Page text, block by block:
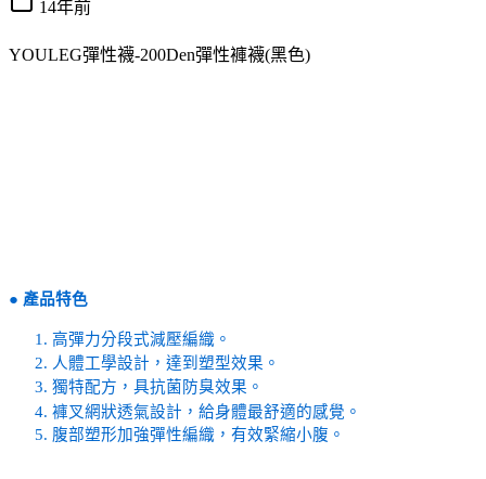
14年前
YOULEG彈性襪-200Den彈性褲襪(黑色)
● 產品特色
高彈力分段式減壓編織。
人體工學設計，達到塑型效果。
獨特配方，具抗菌防臭效果。
褲叉網狀透氣設計，給身體最舒適的感覺。
腹部塑形加強彈性編織，有效緊縮小腹。